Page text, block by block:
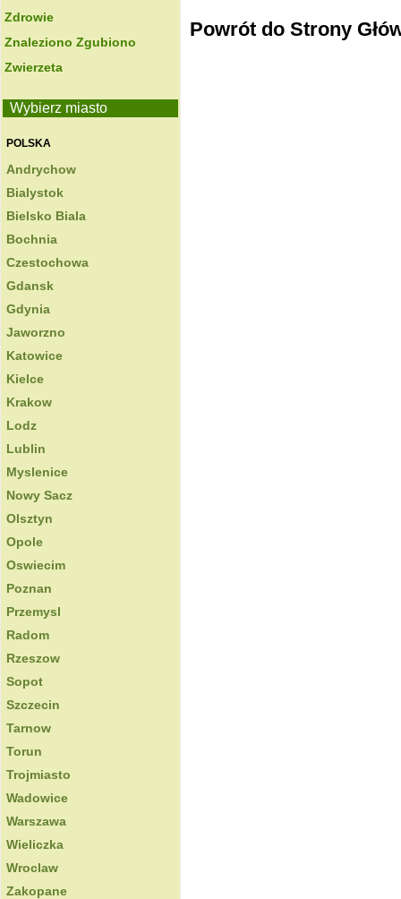
Zdrowie
Znaleziono Zgubiono
Zwierzeta
Wybierz miasto
POLSKA
Andrychow
Bialystok
Bielsko Biala
Bochnia
Czestochowa
Gdansk
Gdynia
Jaworzno
Katowice
Kielce
Krakow
Lodz
Lublin
Myslenice
Nowy Sacz
Olsztyn
Opole
Oswiecim
Poznan
Przemysl
Radom
Rzeszow
Sopot
Szczecin
Tarnow
Torun
Trojmiasto
Wadowice
Warszawa
Wieliczka
Wroclaw
Zakopane
Powrót do Strony